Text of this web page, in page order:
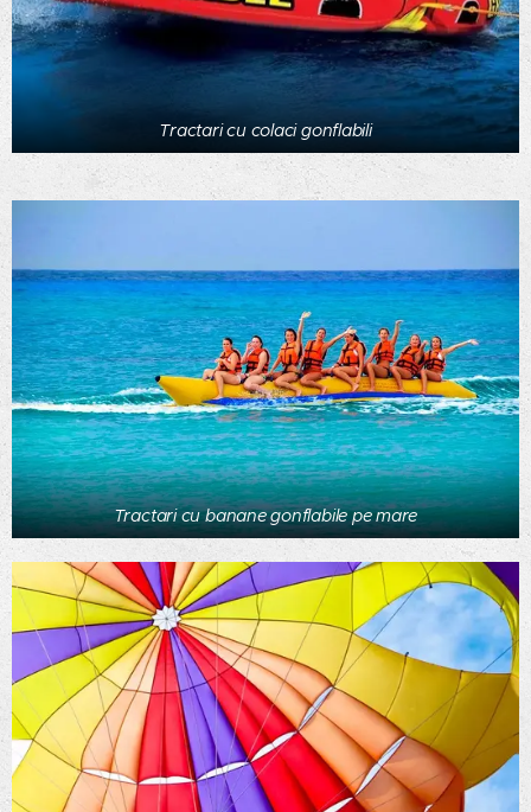
Tractari cu colaci gonflabili
Tractari cu banane gonflabile pe mare